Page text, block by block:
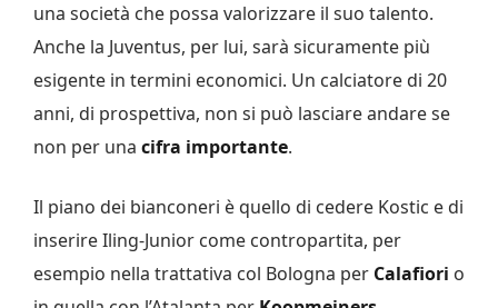
una società che possa valorizzare il suo talento.
Anche la Juventus, per lui, sarà sicuramente più
esigente in termini economici. Un calciatore di 20
anni, di prospettiva, non si può lasciare andare se
non per una cifra importante.
Il piano dei bianconeri è quello di cedere Kostic e di
inserire Iling-Junior come contropartita, per
esempio nella trattativa col Bologna per Calafiori o